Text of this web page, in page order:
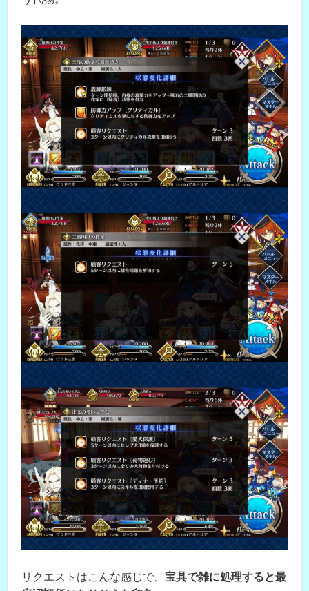
リクエストはこんな感じで、 宝具で雑に処理すると最